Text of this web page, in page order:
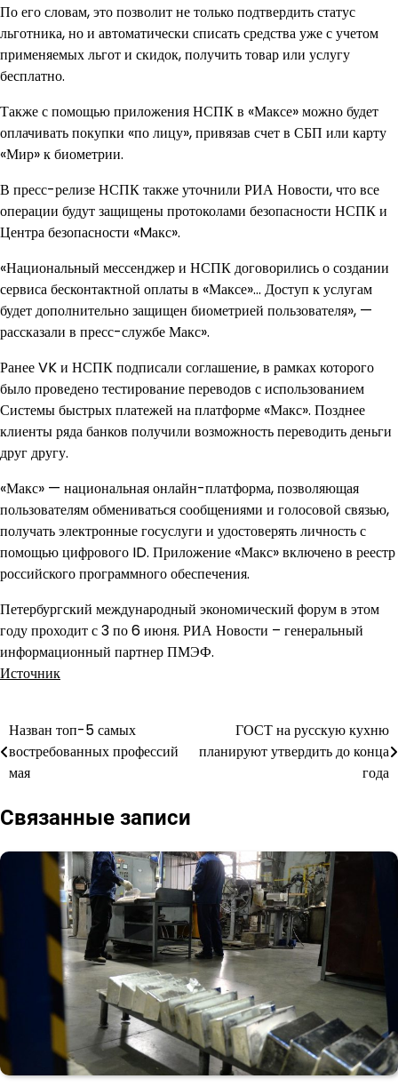
По его словам, это позволит не только подтвердить статус
льготника, но и автоматически списать средства уже с учетом
применяемых льгот и скидок, получить товар или услугу
бесплатно.
Также с помощью приложения НСПК в «Максе» можно будет
оплачивать покупки «по лицу», привязав счет в СБП или карту
«Мир» к биометрии.
В пресс-релизе НСПК также уточнили РИА Новости, что все
операции будут защищены протоколами безопасности НСПК и
Центра безопасности «Mакс».
«Национальный мессенджер и НСПК договорились о создании
сервиса бесконтактной оплаты в «Максе»… Доступ к услугам
будет дополнительно защищен биометрией пользователя», —
рассказали в пресс-службе Макс».
Ранее VK и НСПК подписали соглашение, в рамках которого
было проведено тестирование переводов с использованием
Системы быстрых платежей на платформе «Макс». Позднее
клиенты ряда банков получили возможность переводить деньги
друг другу.
«Макс» — национальная онлайн-платформа, позволяющая
пользователям обмениваться сообщениями и голосовой связью,
получать электронные госуслуги и удостоверять личность с
помощью цифрового ID. Приложение «Макс» включено в реестр
российского программного обеспечения.
Петербургский международный экономический форум в этом
году проходит с 3 по 6 июня. РИА Новости – генеральный
информационный партнер ПМЭФ.
Источник
Навигация
по
Назван топ-5 самых
востребованных профессий
мая
ГОСТ на русскую кухню
планируют утвердить до конца
года
Связанные записи